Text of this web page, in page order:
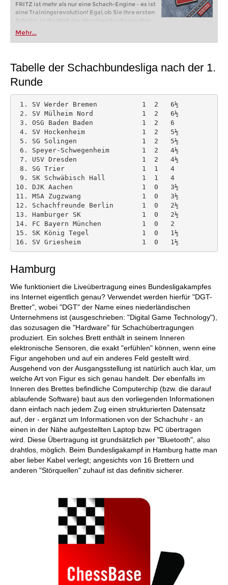
FRITZ ist mehr als nur eine Schach-Engine – es ist
eine Trainingsrevolution! Egal, ob Sie Ihre ersten
Schritte in die Welt des Vereinsschachs machen
oder bereits auf Turnierniveau spielen: Mit
FRITZ trainieren Sie effizienter, intelligenter und
individueller als je zuvor.
Mehr...
Tabelle der Schachbundesliga nach der 1.
Runde
10. DJK Aachen                 1  0   3½
11. MSA Zugzwang               1  0   3½
12. Schachfreunde Berlin       1  0   2½
13. Hamburger SK               1  0   2½
14. FC Bayern München          1  0   2
15. SK König Tegel             1  0   1½
Hamburg
Wie funktioniert die Liveübertragung eines Bundesligakampfes
ins Internet eigentlich genau? Verwendet werden hierfür "DGT-
Bretter", wobei "DGT" der Name eines niederländischen
Unternehmens ist (ausgeschrieben: "Digital Game Technology"),
das sozusagen die "Hardware" für Schachübertragungen
produziert. Ein solches Brett enthält in seinem Inneren
elektronische Sensoren, die exakt "erfühlen" können, wenn eine
Figur angehoben und auf ein anderes Feld gestellt wird.
Ausgehend von der Ausgangsstellung ist natürlich auch klar, um
welche Art von Figur es sich genau handelt. Der ebenfalls im
Inneren des Brettes befindliche Computerchip (bzw. die darauf
ablaufende Software) baut aus den vorliegenden Informationen
dann einfach nach jedem Zug einen strukturierten Datensatz
auf, der - ergänzt um Informationen von der Schachuhr - an
einen in der Nähe aufgestellten Laptop bzw. PC übertragen
wird. Diese Übertragung ist grundsätzlich per "Bluetooth", also
drahtlos, möglich. Beim Bundesligakampf in Hamburg hatte man
aber lieber Kabel verlegt; angesichts von 16 Brettern und
anderen "Störquellen" zuhauf ist das definitiv sicherer.